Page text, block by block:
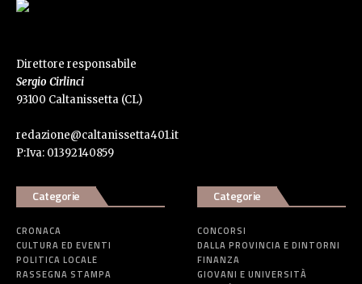
Direttore responsabile
Sergio Cirlinci
93100 Caltanissetta (CL)
redazione@caltanissetta401.it
P:Iva: 01392140859
Categorie
CRONACA
CULTURA ED EVENTI
POLITICA LOCALE
RASSEGNA STAMPA
Categorie
CONCORSI
DALLA PROVINCIA E DINTORNI
FINANZA
GIOVANI E UNIVERSITÀ